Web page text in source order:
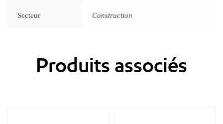
Secteur Construction
Produits associés